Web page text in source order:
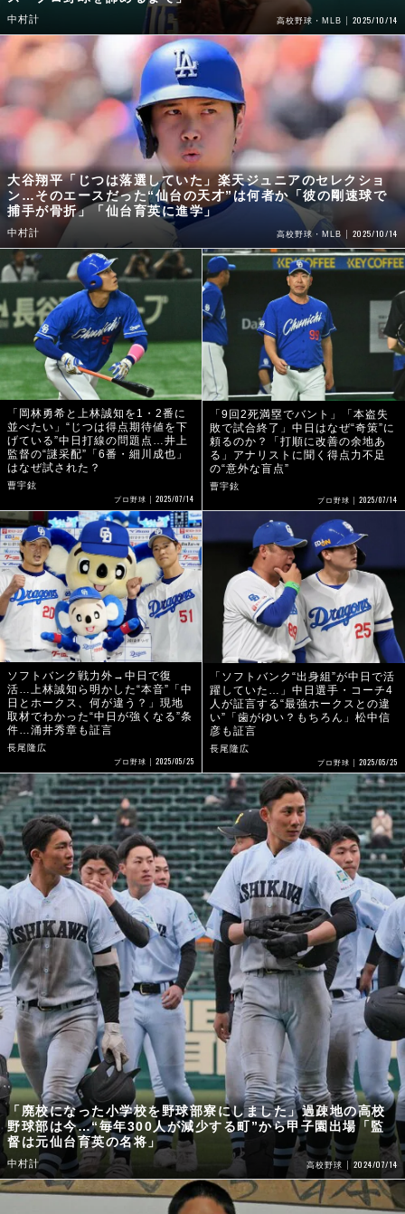
中村計 高校野球・MLB 2025/10/14
大谷翔平「じつは落選していた」楽天ジュニアのセレクショ
ン…そのエースだった“仙台の天才”は何者か「彼の剛速球で
捕手が骨折」「仙台育英に進学」
中村計 高校野球・MLB 2025/10/14
「岡林勇希と上林誠知を1・2番に
並べたい」“じつは得点期待値を下
げている”中日打線の問題点…井上
監督の“謎采配”「6番・細川成也」
はなぜ試された？
曹宇鉉
プロ野球 2025/07/14
「9回2死満塁でバント」「本盗失
敗で試合終了」中日はなぜ“奇策”に
頼るのか？「打順に改善の余地あ
る」アナリストに聞く得点力不足
の“意外な盲点”
曹宇鉉
プロ野球 2025/07/14
ソフトバンク戦力外→中日で復
活…上林誠知ら明かした“本音”「中
日とホークス、何が違う？」現地
取材でわかった“中日が強くなる”条
件…涌井秀章も証言
長尾隆広
プロ野球 2025/05/25
「ソフトバンク“出身組”が中日で活
躍していた…」中日選手・コーチ4
人が証言する“最強ホークスとの違
い”「歯がゆい？もちろん」松中信
彦も証言
長尾隆広
プロ野球 2025/05/25
「廃校になった小学校を野球部寮にしました」過疎地の高校
野球部は今…“毎年300人が減少する町”から甲子園出場「監
督は元仙台育英の名将」
中村計 高校野球 2024/07/14